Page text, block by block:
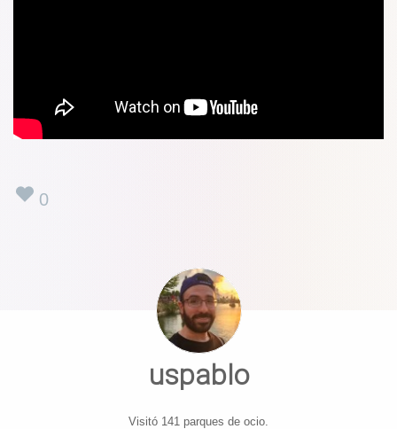
0
uspablo
Visitó 141 parques de ocio.